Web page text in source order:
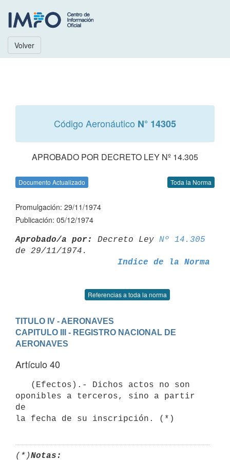
Volver
Código Aeronáutico N° 14305
APROBADO POR DECRETO LEY Nº 14.305
Documento Actualizado Toda la Norma
Promulgación: 29/11/1974
Publicación: 05/12/1974
Aprobado/a por: Decreto Ley Nº 14.305
Indice de la Norma
Referencias a toda la norma
TITULO IV - AERONAVES
CAPITULO III - REGISTRO NACIONAL DE
AERONAVES
Artículo 40
oponibles a terceros, sino a partir
de
(*)Notas: